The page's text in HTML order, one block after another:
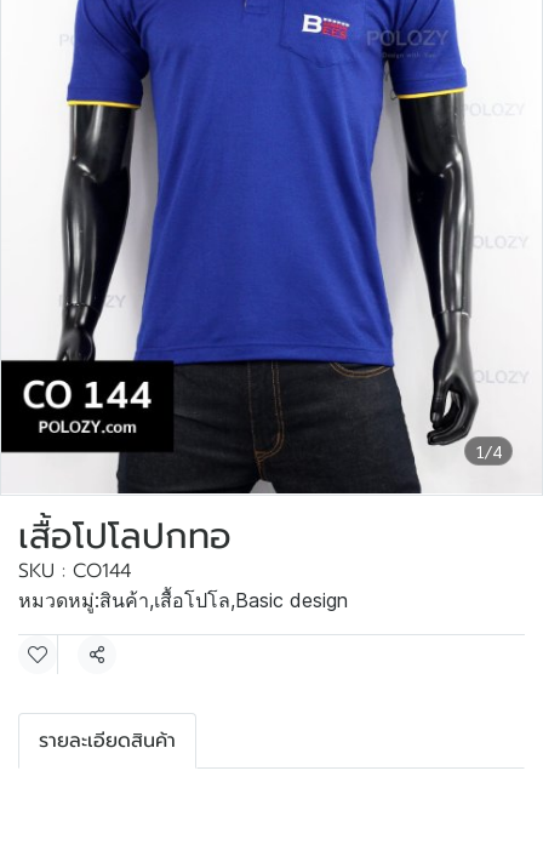
1/4
เสื้อโปโลปกทอ
SKU : CO144
หมวดหมู่:สินค้า,เสื้อโปโล,Basic design
แชร์
รายละเอียดสินค้า